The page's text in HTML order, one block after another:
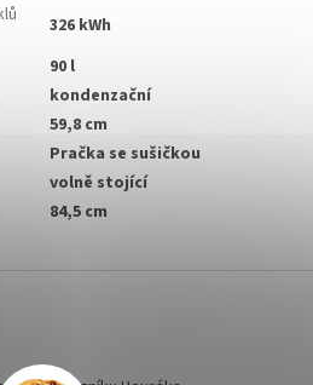
326 kWh
90 l
kondenzační
59,8 cm
Pračka se sušičkou
volně stojící
84,5 cm